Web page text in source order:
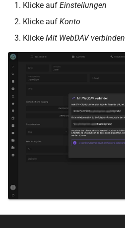
Klicke auf Einstellungen
Klicke auf Konto
Klicke Mit WebDAV verbinden